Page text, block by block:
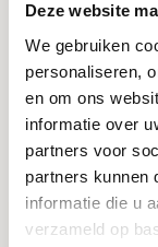
Deze website
We gebruiken
personaliseren,
en om ons
informatie over
partners voor
partners kunnen
informatie die u
verzameld op